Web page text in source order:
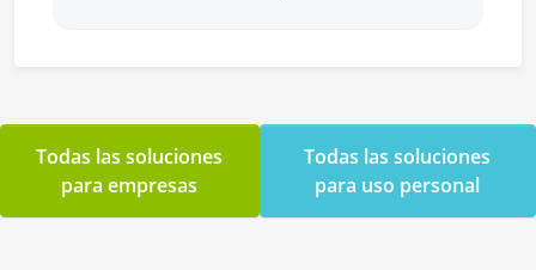
Todas las soluciones
para empresas
Todas las soluciones
para uso personal